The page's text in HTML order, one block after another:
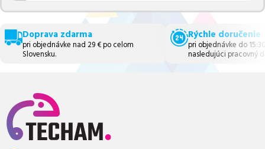
Doprava zdarma
pri objednávke nad 29 € po celom
Slovensku.
Rýchle doručenie
pri objednávke do
nasledujúci pracovný